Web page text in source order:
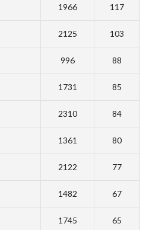
1966 117
2125 103
996 88
1731 85
2310 84
1361 80
2122 77
1482 67
1745 65